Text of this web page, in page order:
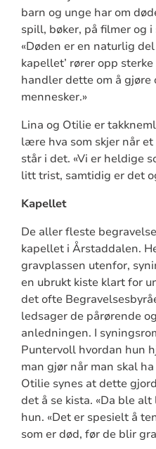
barn og unge har om
spill, bøker, på filmer og i
«Døden er en naturlig
kapellet’ rører opp
handler dette om å gjøre
mennesker.»
Lina og Otilie er
lære hva som skjer når
står i det. «Vi er heldige
litt trist, samtidig er det
Kapellet
De aller fleste
kapellet i Årstaddalen.
gravplassen utenfor,
en ubrukt kiste klart for
det ofte
ledsager de pårørende
anledningen. I
Puntervoll hvordan hun
man gjør når man skal
Otilie synes at dette
det å se kista. «Da ble
hun. «Det er spesielt å
som er død, før de blir